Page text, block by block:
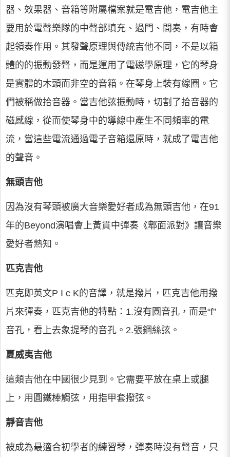
器、效果器、音箱等附屬檔案就是電吉他，電吉他主
要用於電聲樂隊的中聲部填充、過門、間奏，有時會
起領奏作用。其發聲原理與傳統吉他不同，不是以箱
體的的振動發聲，而是運用了電磁學原理，它的琴身
是實體的木頭而非空的音箱。在琴身上裝有線圈。它
們被稱做拾音器。當吉他弦振動時，切割了拾音器的
磁感線，從而使琴身中的導線中產生不同頻率的電
流，當這些電流通過電子音箱還原時，就成了電吉他
的聲音。
無頭吉他
因為沒有琴頭被廣大音樂愛好者成為無頭吉他，在91
年的Beyond演唱會上黃貫中彈奏《郫面派對》讓音樂
愛好者熟知。
匹克吉他
匹克即英文P I c K的音譯，就是撥片，匹克吉他用撥
片來彈奏，匹克吉他的特點：1.沒有圓音孔，而是“f”
音孔，看上去象提琴的音孔。2.張鋼絲弦。
夏威夷吉他
這類吉他在中國很少見到。它需要平放在桌上或腿
上，用圓鐵棒觸弦，用指甲套撥弦。
靜音吉他
被成為最適合初學者的練習琴，彈奏時沒有聲音，只